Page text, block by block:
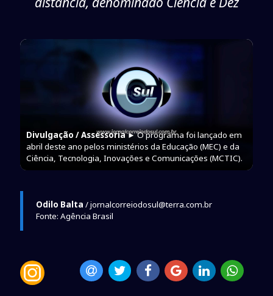
Divulgação / Assessoria► O programa foi lançado em
abril deste ano pelos ministérios da Educação (MEC) e da
Ciência, Tecnologia, Inovações e Comunicações (MCTIC).
Odilo Balta / jornalcorreiodosul@terra.com.br
Fonte: Agência Brasil